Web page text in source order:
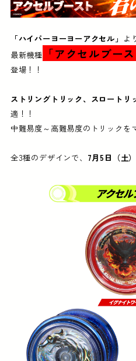
「ハイパーヨーヨーアクセル」 よ
最新機種
「アクセルブー
登場！！
ストリングトリック、スロートリ
適！！​
中難易度～高難易度のトリックを
全3種のデザインで、 7月5日（土